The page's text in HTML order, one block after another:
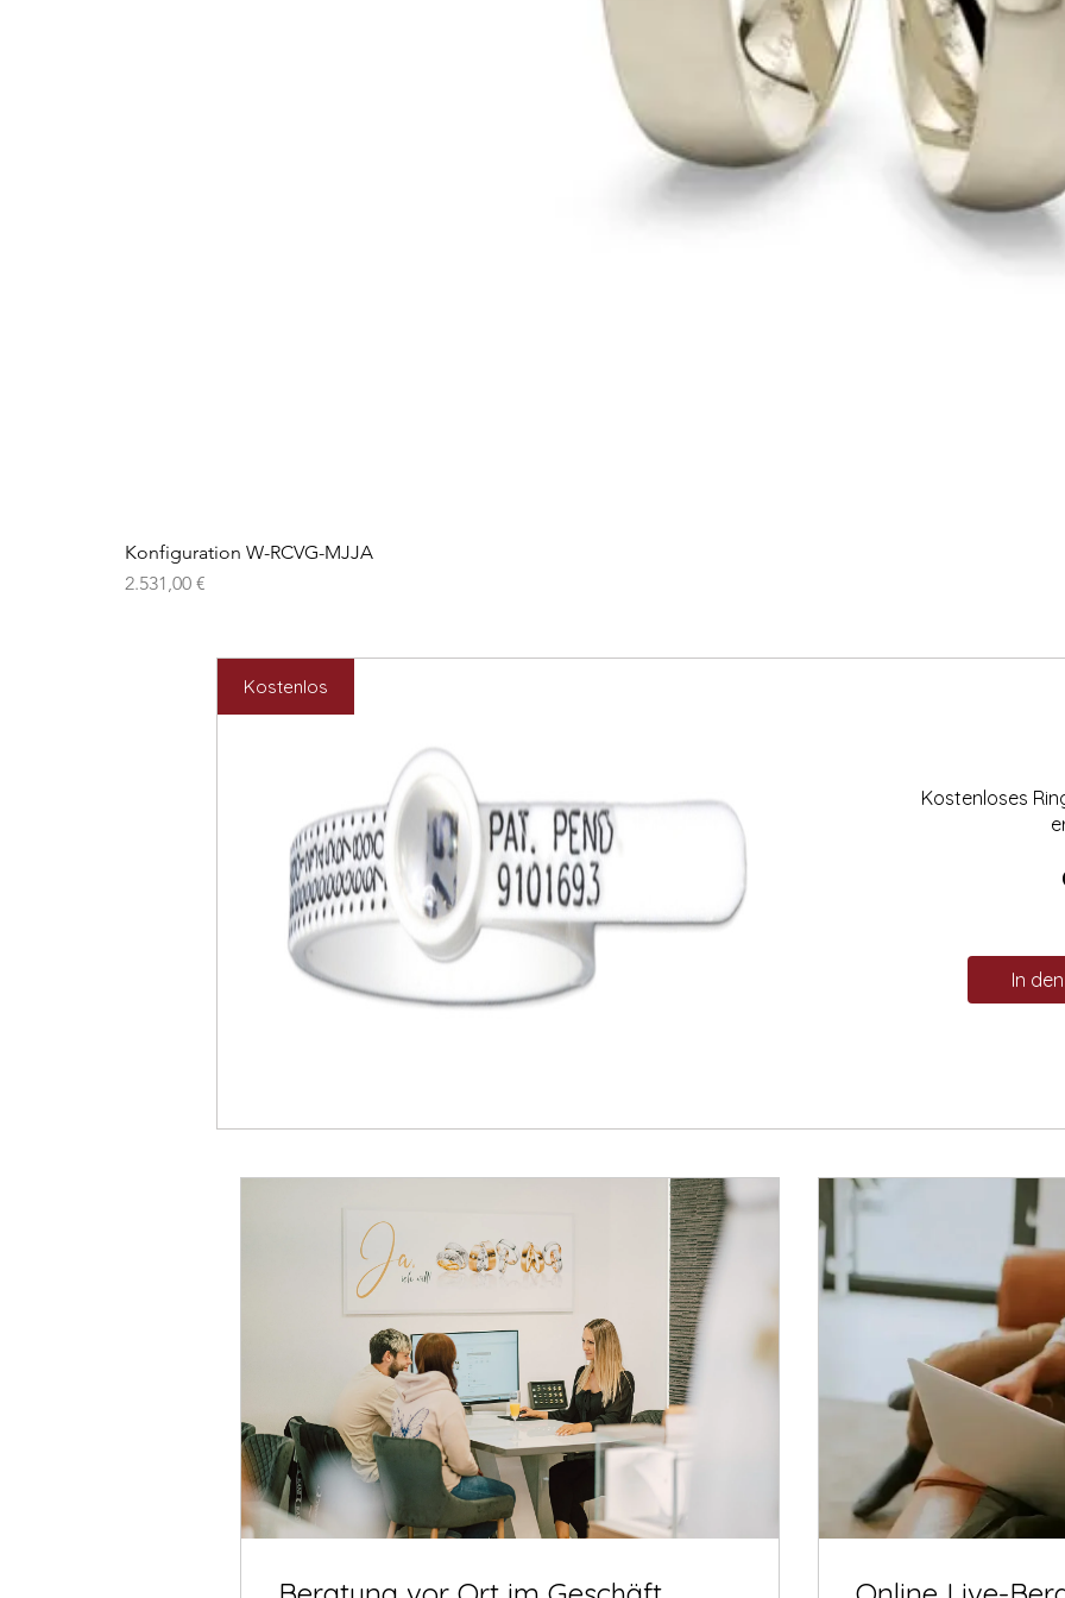
Konfiguration W-RCVG-MJJA
Preis
2.531,00 €
Kostenlos
Kostenloses
In